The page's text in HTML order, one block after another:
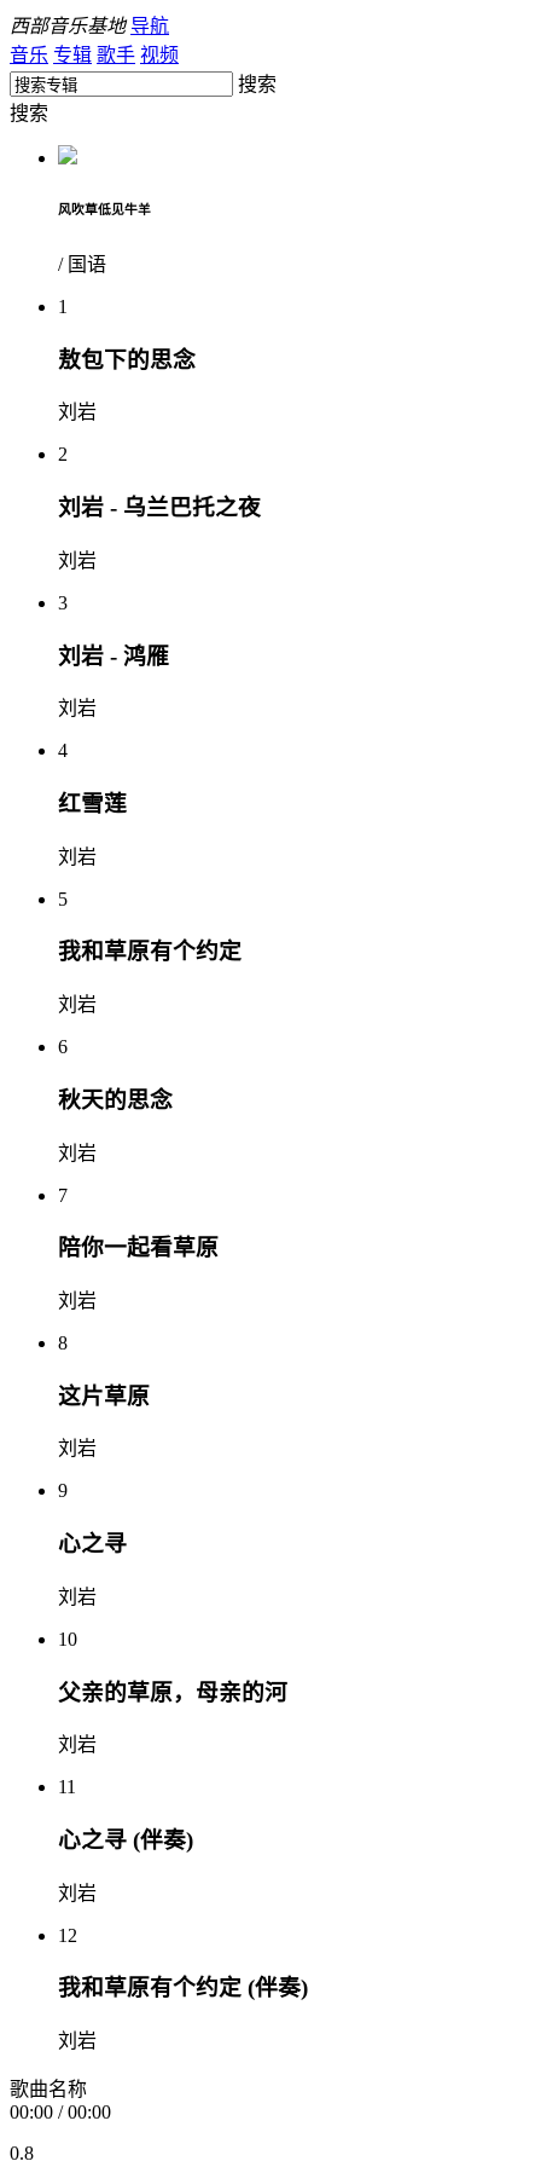
西部音乐基地 导航
音乐 专辑 歌手 视频
搜索
搜索
风吹草低见牛羊
/ 国语
1
敖包下的思念
刘岩
2
刘岩 - 乌兰巴托之夜
刘岩
3
刘岩 - 鸿雁
刘岩
4
红雪莲
刘岩
5
我和草原有个约定
刘岩
6
秋天的思念
刘岩
7
陪你一起看草原
刘岩
8
这片草原
刘岩
9
心之寻
刘岩
10
父亲的草原，母亲的河
刘岩
11
心之寻 (伴奏)
刘岩
12
我和草原有个约定 (伴奏)
刘岩
歌曲名称
00:00 /00:00
0.8